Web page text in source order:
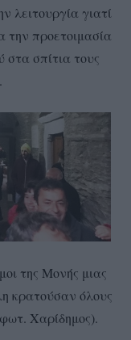
λειτουργία γιατί
την προετοιμασία
στα σπίτια τους
της Μονής μιας
κρατούσαν όλους
Χαρίδημος).